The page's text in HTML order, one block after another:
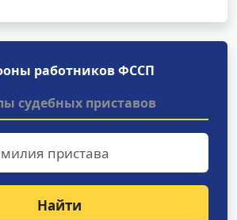
работников ФССП
судебных приставов
Найти